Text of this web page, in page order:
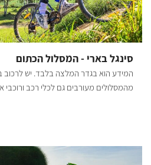
הוצבו מתקני שעשוע לילדים. אפשרות
בכניסה לפארק כדאי להצטייד בדפדפת
למצפור והליכה לאורך המעיינות מתאימה
מדשאות ופינות צל לרוב. הפארק נושק
ובאופניים. ניתן ללון בפארק או באחד
אופניים מסומנים. מחניון המוצא יוצאים
סינגל בארי - המסלול הכתום
המידע הוא בגדר המלצה בלבד. יש לרכוב
מהמסלולים מעורבים גם לכלי רכב ורוכבי
ק"מ נקודת התחלה וסיום: בארי תקציר על
מטע חוחובה לשמן לתעשיית הקוסמטיקה,
האוויר הבריטי, נקודת תצפית מרשימה.
הכלניות בין המרשימים ביותר באזור